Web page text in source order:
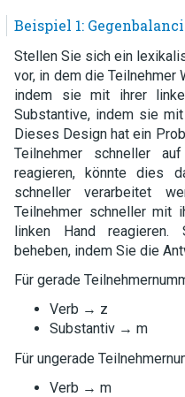
Beispiel 1:
Stellen Sie sich ein
vor, in dem die
indem sie mit ihrer
Substantive, indem sie
Dieses Design hat ein
Teilnehmer schneller
reagieren, könnte dies
schneller verarbeitet
Teilnehmer schneller mit
linken Hand
beheben, indem Sie die
Für gerade
Verb → z
Substantiv → m
Für ungerade
Verb → m